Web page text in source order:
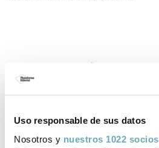
Uso responsable de sus datos
Nosotros y nuestros 1022 socios
Libros de Hédi Fried